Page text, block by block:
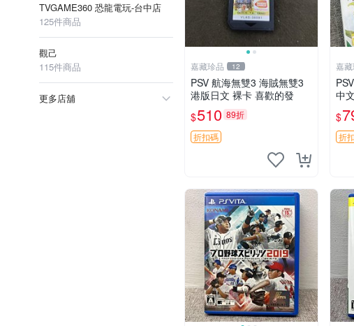
TVGAME360 恐龍電玩-台中店
125件商品
觀己
115件商品
更多店舖
嘉藏珍品 12
PSV 航海無雙3 海賊無雙3
港版日文 裸卡 喜歡的發
$510 89折
折扣碼
嘉
中
東
$
折